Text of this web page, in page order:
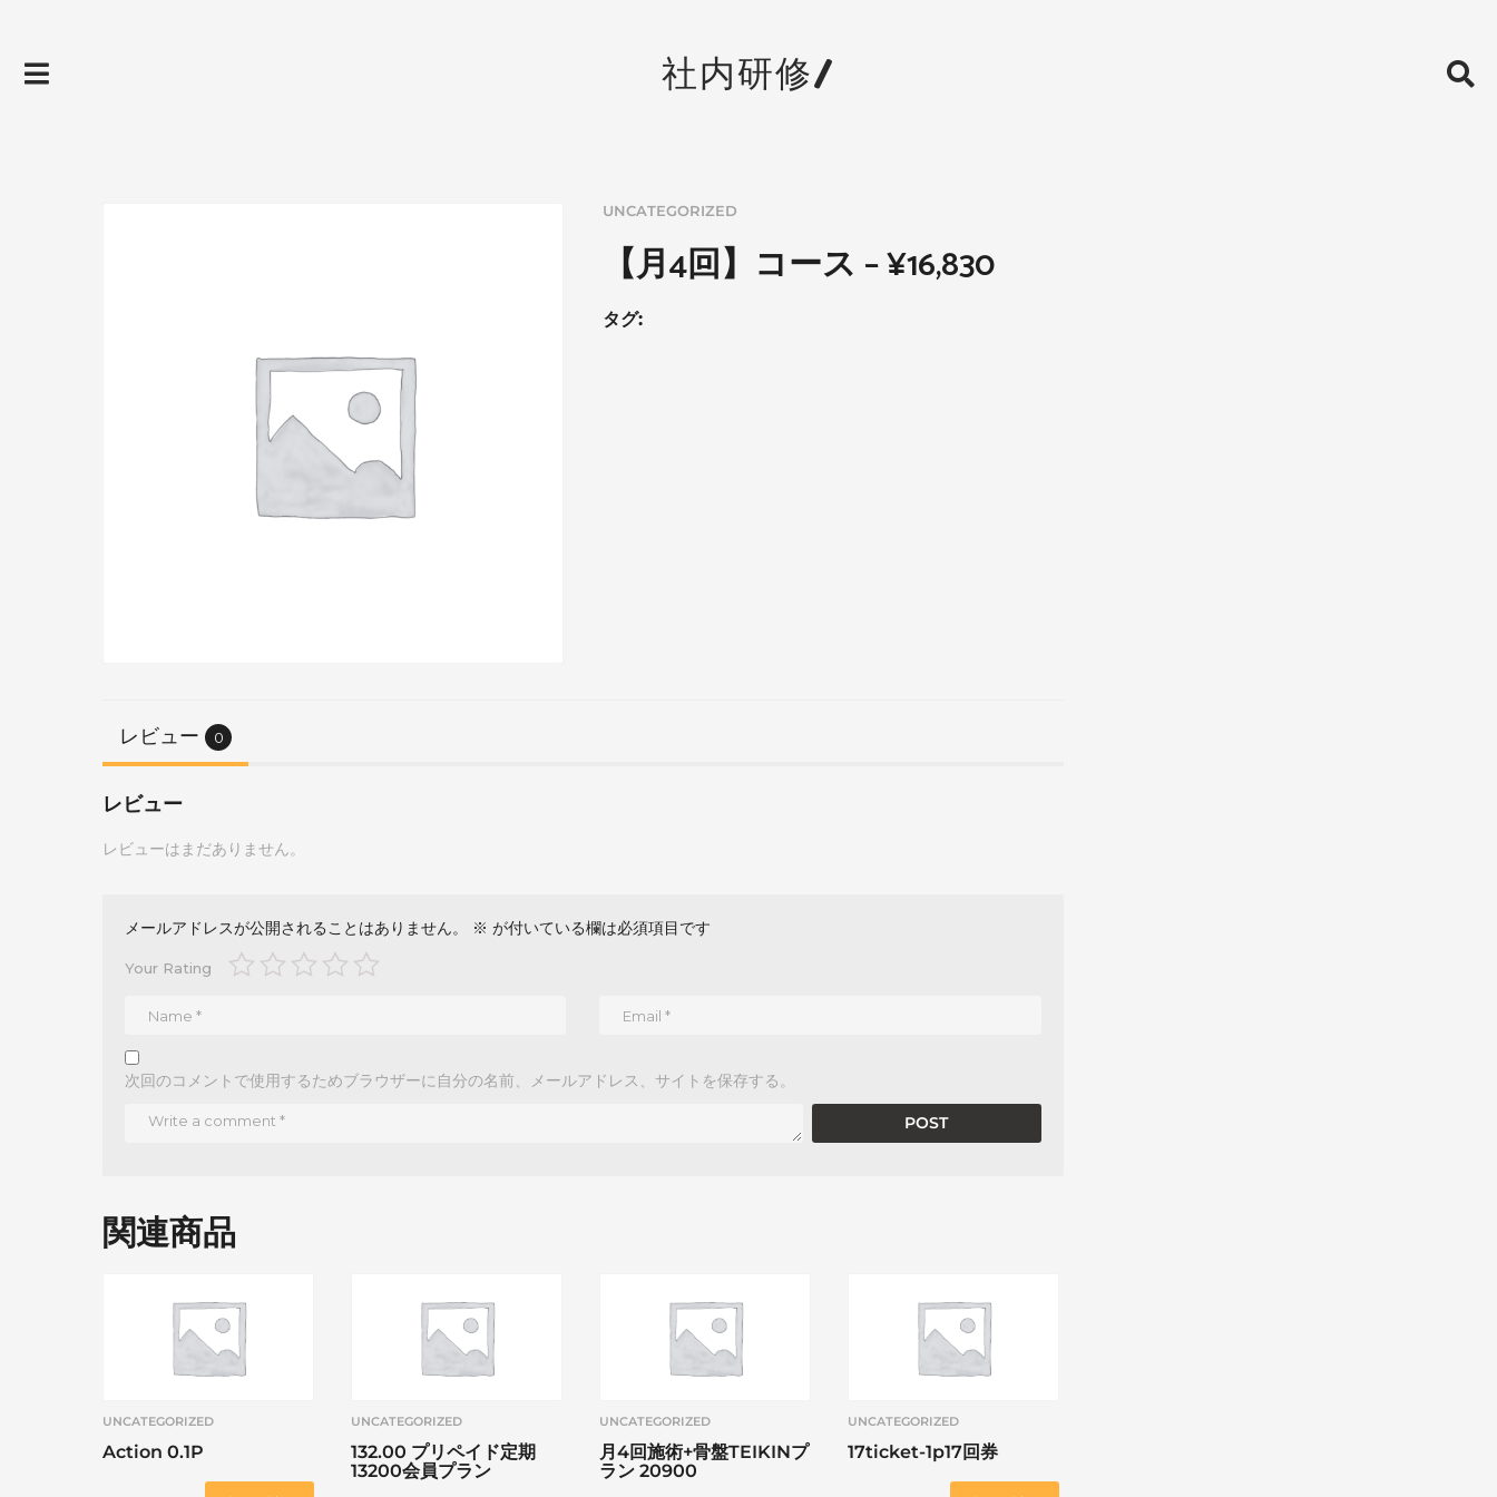
社内研修/
UNCATEGORIZED
【月4回】コース – ¥16,830
タグ:
レビュー 0
レビュー
レビューはまだありません。
メールアドレスが公開されることはありません。 ※ が付いている欄は必須項目です
Your Rating
次回のコメントで使用するためブラウザーに自分の名前、メールアドレス、サイトを保存する。
関連商品
UNCATEGORIZED
Action 0.1P
UNCATEGORIZED
132.00 プリペイド定期
13200会員プラン
UNCATEGORIZED
月4回施術+骨盤TEIKINプ
ラン 20900
UNCATEGORIZED
17ticket-1p17回券